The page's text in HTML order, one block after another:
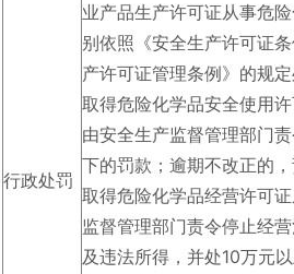
行政处罚
业产品生产许可证从事危
别依照《安全生产许可证
产许可证管理条例》的规
取得危险化学品安全使用
由安全生产监督管理部门
下的罚款；逾期不改正的
取得危险化学品经营许可
监督管理部门责令停止经
及违法所得，并处10万元